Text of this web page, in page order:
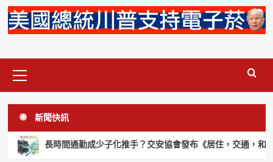
Menu
新聞快訊
長時間通勤成少子化推手？交安協會發布《居住，交通，和下一個
投書/新聞稿 政治 菸草減害
菸防法一個月闖關 鍾年晃質疑：利害關係
樣可以摻毒，支持全面禁止紙菸